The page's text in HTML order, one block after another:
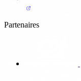
Partenaires